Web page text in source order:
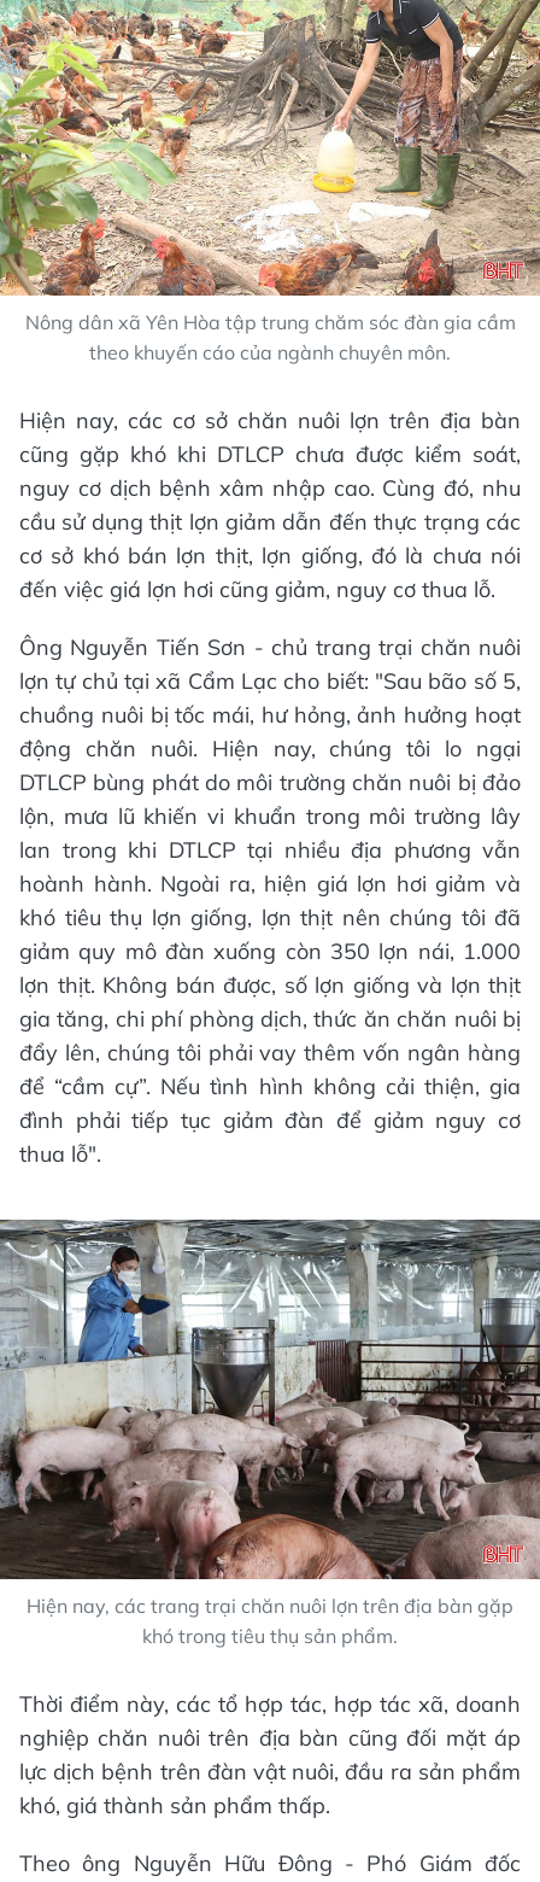
Nông dân xã Yên Hòa tập trung chăm sóc đàn gia cầm
theo khuyến cáo của ngành chuyên môn.
Hiện nay, các cơ sở chăn nuôi lợn trên địa bàn
cũng gặp khó khi DTLCP chưa được kiểm soát,
nguy cơ dịch bệnh xâm nhập cao. Cùng đó, nhu
cầu sử dụng thịt lợn giảm dẫn đến thực trạng các
cơ sở khó bán lợn thịt, lợn giống, đó là chưa nói
đến việc giá lợn hơi cũng giảm, nguy cơ thua lỗ.
Ông Nguyễn Tiến Sơn - chủ trang trại chăn nuôi
lợn tự chủ tại xã Cẩm Lạc cho biết: "Sau bão số 5,
chuồng nuôi bị tốc mái, hư hỏng, ảnh hưởng hoạt
động chăn nuôi. Hiện nay, chúng tôi lo ngại
DTLCP bùng phát do môi trường chăn nuôi bị đảo
lộn, mưa lũ khiến vi khuẩn trong môi trường lây
lan trong khi DTLCP tại nhiều địa phương vẫn
hoành hành. Ngoài ra, hiện giá lợn hơi giảm và
khó tiêu thụ lợn giống, lợn thịt nên chúng tôi đã
giảm quy mô đàn xuống còn 350 lợn nái, 1.000
lợn thịt. Không bán được, số lợn giống và lợn thịt
gia tăng, chi phí phòng dịch, thức ăn chăn nuôi bị
đẩy lên, chúng tôi phải vay thêm vốn ngân hàng
để “cầm cự”. Nếu tình hình không cải thiện, gia
đình phải tiếp tục giảm đàn để giảm nguy cơ
thua lỗ".
Hiện nay, các trang trại chăn nuôi lợn trên địa bàn gặp
khó trong tiêu thụ sản phẩm.
Thời điểm này, các tổ hợp tác, hợp tác xã, doanh
nghiệp chăn nuôi trên địa bàn cũng đối mặt áp
lực dịch bệnh trên đàn vật nuôi, đầu ra sản phẩm
khó, giá thành sản phẩm thấp.
Theo ông Nguyễn Hữu Đông - Phó Giám đốc